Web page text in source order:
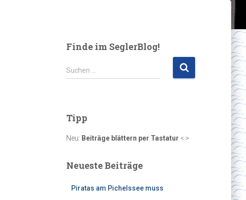
Finde im SeglerBlog!
S
u
n
a
h
Suchen …
Tipp
Neu: Beiträge blättern per Tastatur < >
Neueste Beiträge
Piratas am Pichelssee muss